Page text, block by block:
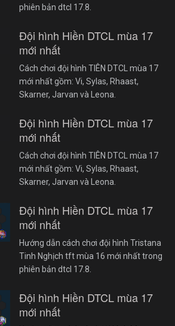
phiên bản dtcl 17.8.
Đội hình Hiền DTCL mùa 17
mới nhất
Cách chơi đội hình TIÊN DTCL mùa 17
mới nhất gồm: Vi, Sylas, Rhaast,
Skarner, Jarvan và Leona.
Đội hình Hiền DTCL mùa 17
mới nhất
Cách chơi đội hình TIÊN DTCL mùa 17
mới nhất gồm: Vi, Sylas, Rhaast,
Skarner, Jarvan và Leona.
Đội hình Hiền DTCL mùa 17
mới nhất
Hướng dẫn cách chơi đội hình Tristana
Tinh Nghịch tft mùa 16 mới nhất trong
phiên bản dtcl 17.8.
Đội hình Hiền DTCL mùa 17
mới nhất